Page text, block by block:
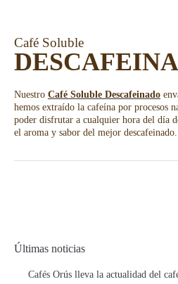
Café Soluble
Nuestro Café Soluble Descafeinado
hemos extraído la cafeína por procesos
poder disfrutar a cualquier hora del día
el aroma y sabor del mejor descafeinado.
Últimas noticias
Cafés Orús lleva la actualidad del